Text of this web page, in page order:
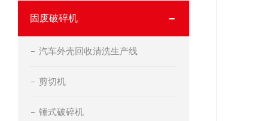
固废破碎机
汽车外壳回收清洗生产线
剪切机
锤式破碎机